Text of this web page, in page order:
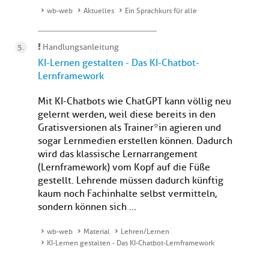
wb-web Aktuelles Ein Sprachkurs für alle
Handlungsanleitung
KI-Lernen gestalten - Das KI-Chatbot-
Lernframework
Mit KI-Chatbots wie ChatGPT kann völlig neu
gelernt werden, weil diese bereits in den
Gratisversionen als Trainer*in agieren und
sogar Lernmedien erstellen können. Dadurch
wird das klassische Lernarrangement
(Lernframework) vom Kopf auf die Füße
gestellt. Lehrende müssen dadurch künftig
kaum noch Fachinhalte selbst vermitteln,
sondern können sich ...
wb-web Material
Lehren/Lernen
KI-Lernen gestalten - Das KI-Chatbot-Lernframework